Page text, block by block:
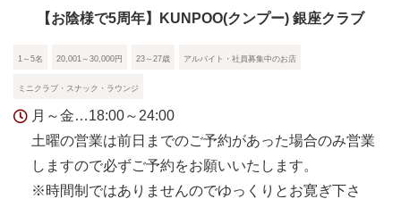
【お陰様で5周年】KUNPOO(クンプー) 銀座クラブ
1～5名 20,001～30,000円 23～27歳 アルバイト・社員募集中のお店
ミニクラブ・スナック・ラウンジ
月～金…18:00～24:00
土曜の営業は前日までのご予約があった場合のみ営業
しますので必ずご予約をお願いいたします。
※時間制ではありませんのでゆっくりとお寛ぎ下さ